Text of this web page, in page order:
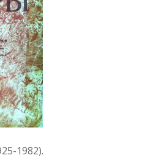
1982).